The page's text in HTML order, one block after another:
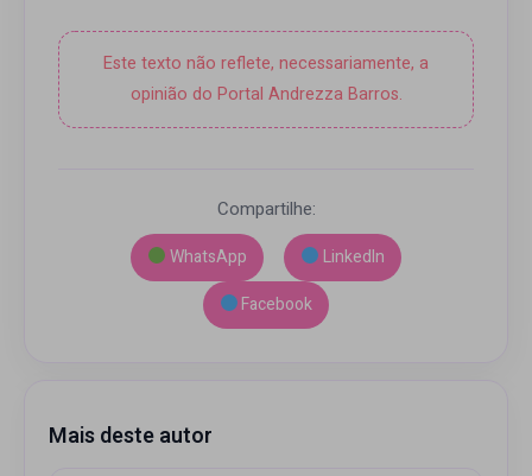
Este texto não reflete, necessariamente, a
opinião do Portal Andrezza Barros.
Compartilhe:
WhatsApp
LinkedIn
Facebook
Mais deste autor